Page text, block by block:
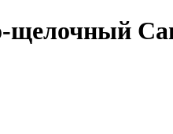
щелочный